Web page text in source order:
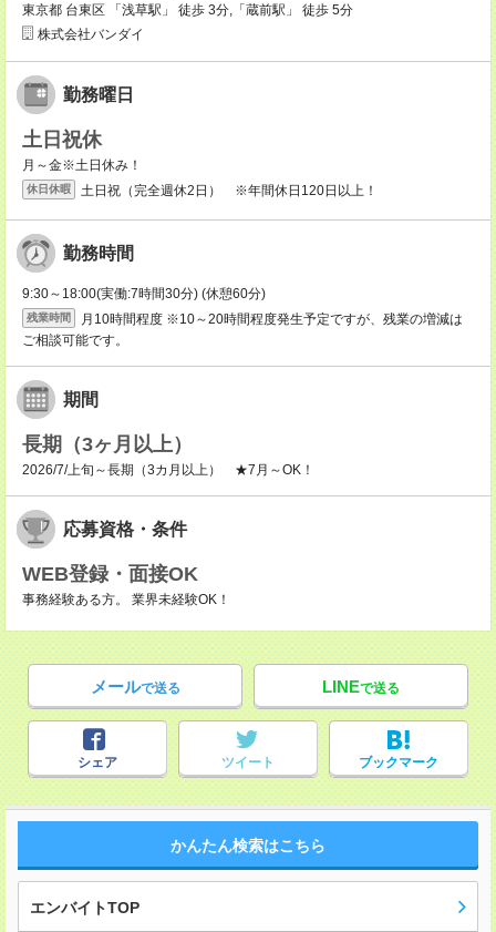
東京都 台東区 「浅草駅」 徒歩 3分,「蔵前駅」 徒歩 5分
株式会社バンダイ
勤務曜日
土日祝休
月～金※土日休み！
休日休暇 土日祝（完全週休2日） ※年間休日120日以上！
勤務時間
9:30～18:00(実働:7時間30分) (休憩60分)
残業時間
月10時間程度 ※10～20時間程度発生予定ですが、残業の増減は
ご相談可能です。
期間
長期（3ヶ月以上）
2026/7/上旬～長期（3カ月以上） ★7月～OK！
応募資格・条件
WEB登録・面接OK
事務経験ある方。 業界未経験OK！
メールで送る LINEで送る
シェア ツイート ブックマーク
かんたん検索はこちら
エンバイトTOP